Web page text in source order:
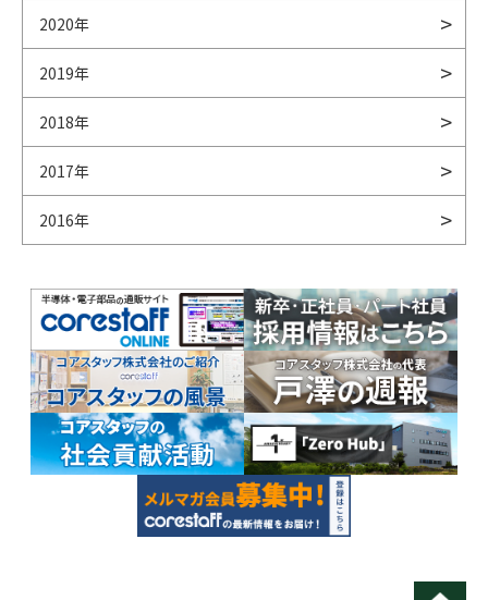
2020年
2019年
2018年
2017年
2016年